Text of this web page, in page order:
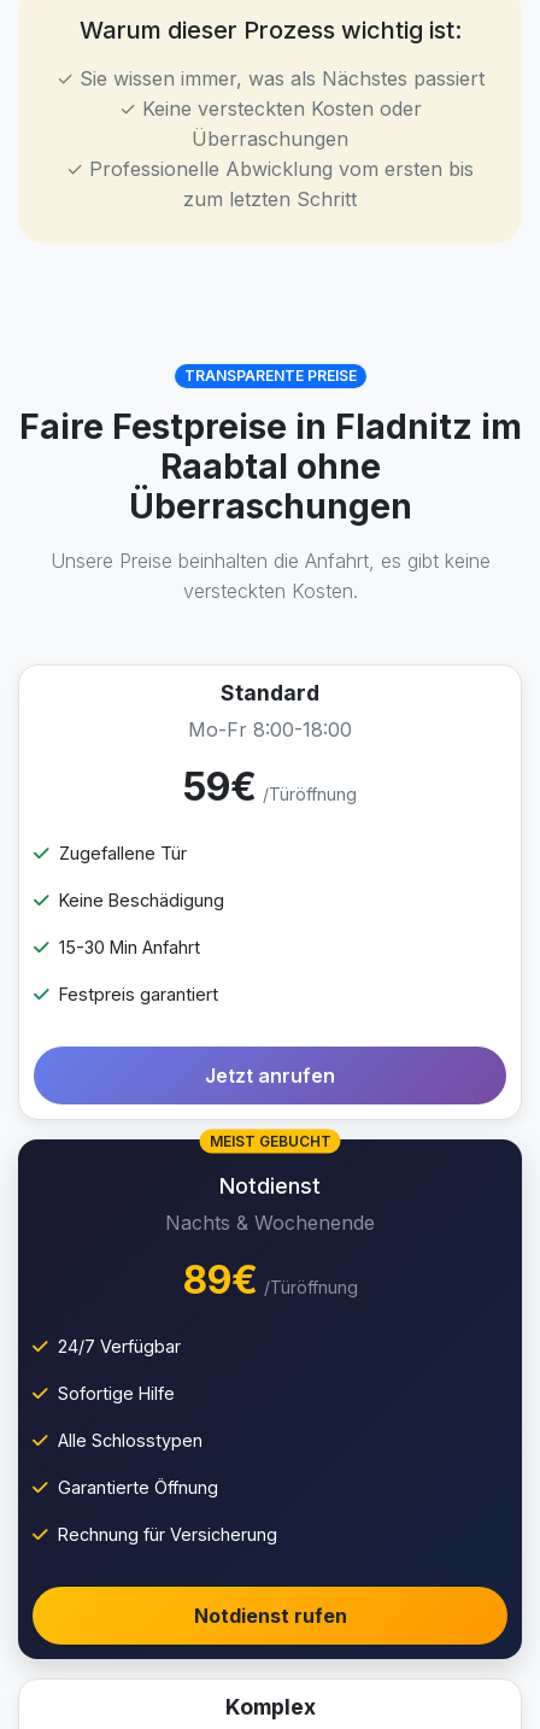
Warum dieser Prozess wichtig ist:
✓ Sie wissen immer, was als Nächstes passiert
✓ Keine versteckten Kosten oder
Überraschungen
✓ Professionelle Abwicklung vom ersten bis
zum letzten Schritt
TRANSPARENTE PREISE
Faire Festpreise in Fladnitz im
Raabtal ohne
Überraschungen
Unsere Preise beinhalten die Anfahrt, es gibt keine
versteckten Kosten.
Standard
Mo-Fr 8:00-18:00
59€ /Türöffnung
Zugefallene Tür
Keine Beschädigung
15-30 Min Anfahrt
Festpreis garantiert
Jetzt anrufen
MEIST GEBUCHT
Notdienst
Nachts & Wochenende
89€ /Türöffnung
24/7 Verfügbar
Sofortige Hilfe
Alle Schlosstypen
Garantierte Öffnung
Rechnung für Versicherung
Notdienst rufen
Komplex